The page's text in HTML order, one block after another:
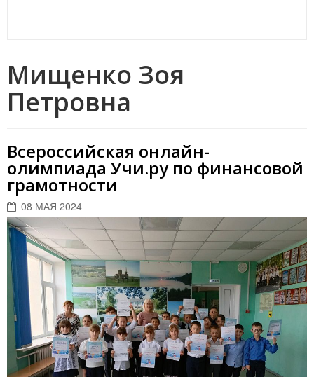
Мищенко Зоя
Петровна
Всероссийская онлайн-
олимпиада Учи.ру по финансовой
грамотности
08 МАЯ 2024